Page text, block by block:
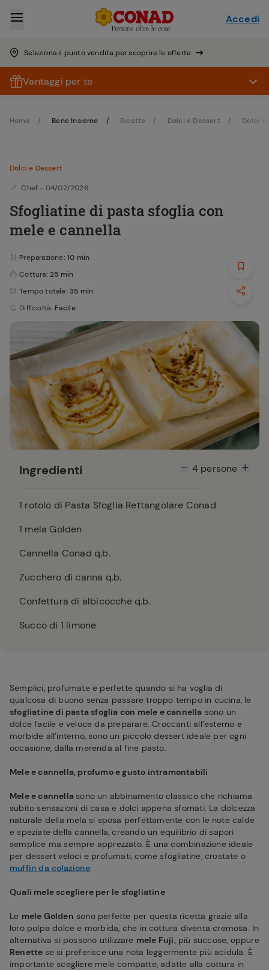
Seleziona il punto vendita per scoprire le offerte
Accedi
Vantaggi per te
Home Bene Insieme Ricette Dolci e Dessert Dolci
Dolci e Dessert
Chef - 04/02/2026
Sfogliatine di pasta sfoglia con
mele e cannella
Preparazione: 10 min
Cottura: 25 min
Tempo totale: 35 min
Difficoltà: Facile
Ingredienti 4persone
1 rotolo di Pasta Sfoglia Rettangolare Conad
1 mela Golden
Cannella Conad q.b.
Zucchero di canna q.b.
Confettura di albicocche q.b.
Succo di 1 limone
Semplici, profumate e perfette quando si ha voglia di
qualcosa di buono senza passare troppo tempo in cucina, le
sfogliatine di pasta sfoglia con mele e cannella sono un
dolce facile e veloce da preparare. Croccanti all’esterno e
morbide all’interno, sono un piccolo dessert ideale per ogni
occasione, dalla merenda al fine pasto.
Mele e cannella, profumo e gusto intramontabili
Mele e cannella sono un abbinamento classico che richiama
subito sensazioni di casa e dolci appena sfornati. La dolcezza
naturale della mela si sposa perfettamente con le note calde
e speziate della cannella, creando un equilibrio di sapori
semplice ma sempre apprezzato. È una combinazione ideale
per dessert veloci e profumati, come sfogliatine, crostate o
muffin da colazione.
Quali mele scegliere per le sfogliatine
Le mele Golden sono perfette per questa ricetta grazie alla
loro polpa dolce e morbida, che in cottura diventa cremosa. In
alternativa si possono utilizzare mele Fuji,più succose, oppure
Renette se si preferisce una nota leggermente più acidula. È
importante scegliere mele compatte, adatte alla cottura in